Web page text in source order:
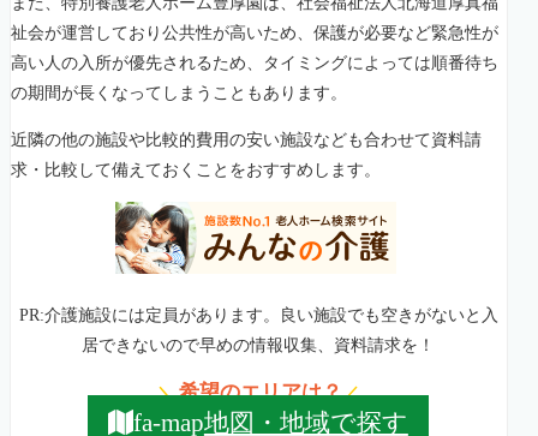
祉会が運営しており公共性が高いため、保護が必要など緊急性が
高い人の入所が優先されるため、タイミングによっては順番待ち
の期間が長くなってしまうこともあります。
近隣の他の施設や比較的費用の安い施設なども合わせて資料請
求・比較して備えておくことをおすすめします。
PR:介護施設には定員があります。良い施設でも空きがないと入
居できないので早めの情報収集、資料請求を！
＼希望のエリアは？／
fa-map地図・地域で探す